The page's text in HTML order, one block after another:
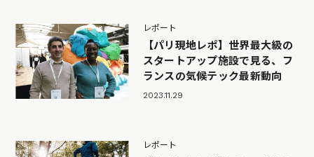
レポート
【パリ現地レポ】世界最大級の
スタートアップ施設で見る、フ
ランスの気候テック最新動向
2023.11.29
レポート